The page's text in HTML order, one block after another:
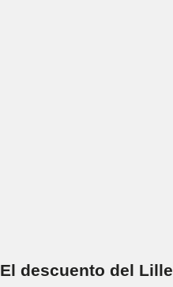
El descuento del Lille